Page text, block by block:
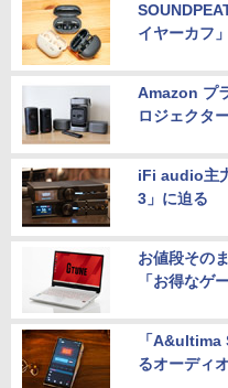
イヤーカフ
Amazon プ
ロジェクタ
iFi audio主
3」に迫る
お値段その
「お得なゲ
「A&ultima
るオーディ